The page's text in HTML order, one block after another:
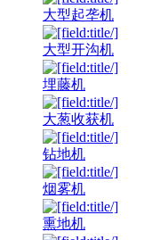
大型起垄机
大型开沟机
埋藤机
大葱收获机
钻地机
烟雾机
熏地机